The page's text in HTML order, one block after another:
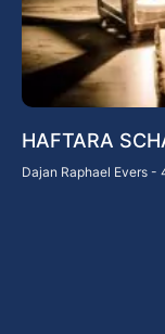
HAFTARA
Dajan Raphael Evers